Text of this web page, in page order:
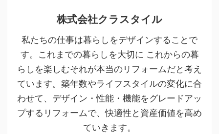
株式会社クラスタイル
私たちの仕事は暮らしをデザインすることで
す。これまでの暮らしを大切に これからの暮
らしを楽しむそれが本当のリフォームだと考え
ています。築年数やライフスタイルの変化に合
わせて、デザイン・性能・機能をグレードアッ
プするリフォームで、快適性と資産価値を高め
ていきます。